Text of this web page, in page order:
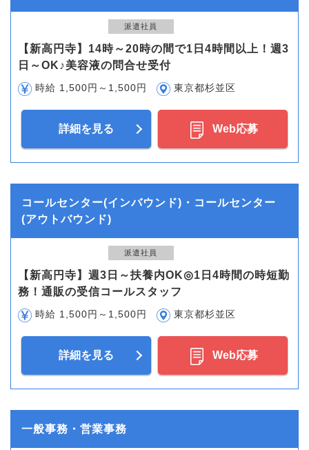
派遣社員
【新高円寺】14時～20時の間で1日4時間以上！週3
日～OK♪美容液の問合せ受付
時給 1,500円～1,500円 東京都杉並区
詳細を見る Web応募
コールセンター(インバウンド)・コールセンター
(アウトバウンド)
派遣社員
【新高円寺】週3日～扶養内OK◎1日4時間の時短勤
務！通販の受信コールスタッフ
時給 1,500円～1,500円 東京都杉並区
詳細を見る Web応募
一般事務・営業事務